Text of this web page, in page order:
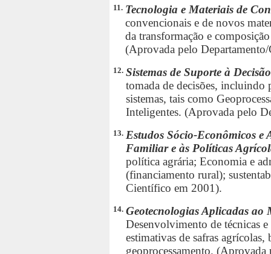
11. Tecnologia e Materiais de
convencionais e de novos
da transformação e
(Aprovada pelo
12. Sistemas de Suporte à
tomada de decisões, incluindo
sistemas, tais como
Inteligentes. (Aprovada pelo
13. Estudos Sócio-Econômicos e
Familiar e às Políticas
política agrária; Economia e
(financiamento rural);
Científico em 2001).
14. Geotecnologias Aplicadas ao
Desenvolvimento de técnicas
estimativas de safras agrícolas,
geoprocessamento.